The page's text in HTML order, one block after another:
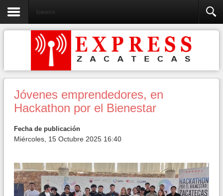
Economía
Jóvenes emprendedores, en
Hackathon por el Bienestar
Fecha de publicación
Miércoles, 15 Octubre 2025 16:40